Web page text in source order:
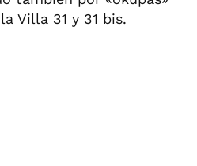
Villa 31 y 31 bis.